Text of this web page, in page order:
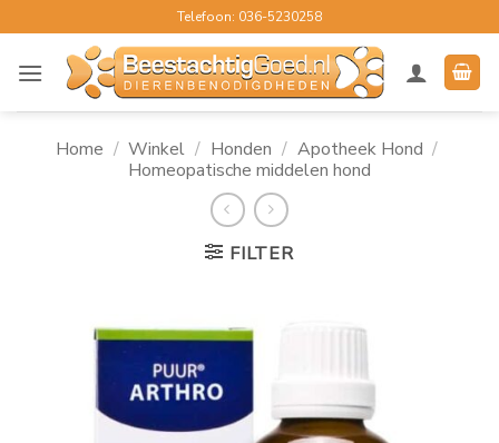
naar
inhoud
Telefoon: 036-5230258
Home / Winkel / Honden / Apotheek Hond /
Homeopatische middelen hond
FILTER